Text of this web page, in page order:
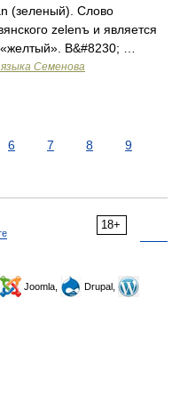
(зеленый). Слово
zelenъ и является
В&#8230; …
Семенова
6 7 8
9
18+
Joomla,
Drupal,